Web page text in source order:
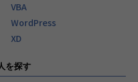
VBA
WordPress
XD
を探す